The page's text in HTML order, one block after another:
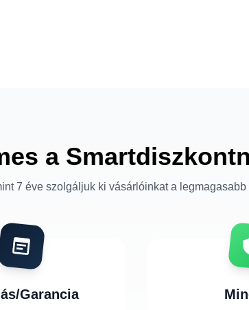
a
7 éve szolgáljuk ki vásárlóinkat a
Garancia